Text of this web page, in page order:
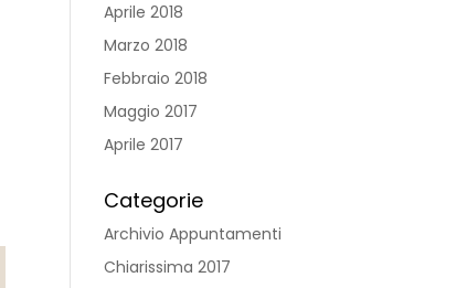
Aprile 2018
Marzo 2018
Febbraio 2018
Maggio 2017
Aprile 2017
Categorie
Archivio Appuntamenti
Chiarissima 2017